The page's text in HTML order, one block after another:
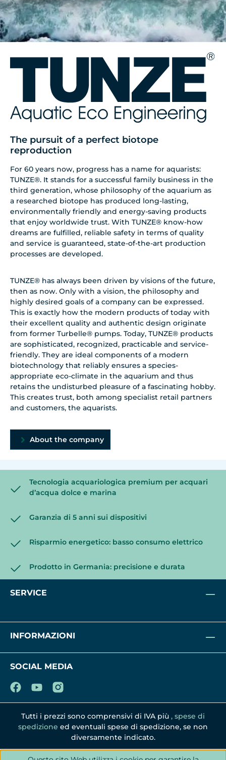
The pursuit of a perfect biotope
reproduction
For 60 years now, progress has a name for aquarists:
TUNZE®. It stands for a successful family business in the
third generation, whose philosophy of the aquarium as
a researched biotope has produced long-lasting,
environmentally friendly and energy-saving products
that enjoy worldwide trust. With TUNZE® know-how
dreams are fulfilled, reliable safety in terms of quality
and service is guaranteed, state-of-the-art production
processes are developed.
TUNZE® has always been driven by visions of the future,
then as now. Only with a vision, the philosophy and
highly desired goals of a company can be expressed.
This is exactly how the modern products of today with
their excellent quality and authentic design originate
from former Turbelle® pumps. Today, TUNZE® products
are sophisticated, recognized, practicable and service-
friendly. They are ideal components of a modern
biotechnology that reliably ensures a species-
appropriate eco-climate in the aquarium and thus
retains the undisturbed pleasure of a fascinating hobby.
This creates trust, both among specialist retail partners
and customers, the aquarists.
About the company
Tecnologia acquariologica premium per acquari
d’acqua dolce e marina
Garanzia di 5 anni sui dispositivi
Risparmio energetico: basso consumo elettrico
Prodotto in Germania: precisione e durata
SERVICE
INFORMAZIONI
SOCIAL MEDIA
Tutti i prezzi sono comprensivi di IVA più , spese di
spedizione ed eventuali spese di spedizione, se non
diversamente indicato.